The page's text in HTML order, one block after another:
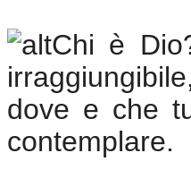
Chi è
dove e che
contemplare.